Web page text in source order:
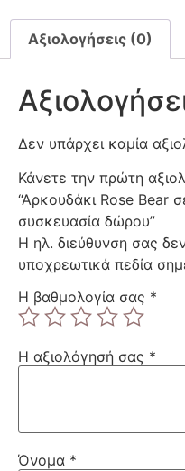
Αξιολογήσεις (0)
Δεν υπάρχει καμία
Κάνετε την πρώτη
“Αρκουδάκι Rose Bear
συσκευασία δώρου”
Η ηλ. διεύθυνση σας
υποχρεωτικά πεδία
Η βαθμολογία σας *
Η αξιολόγησή σας *
Όνομα *